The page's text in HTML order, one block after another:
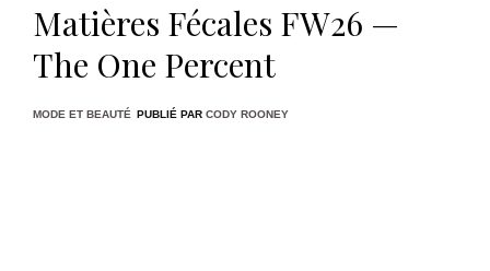
Matières Fécales FW26 —
The One Percent
MODE ET BEAUTÉ PUBLIÉ PAR CODY ROONEY